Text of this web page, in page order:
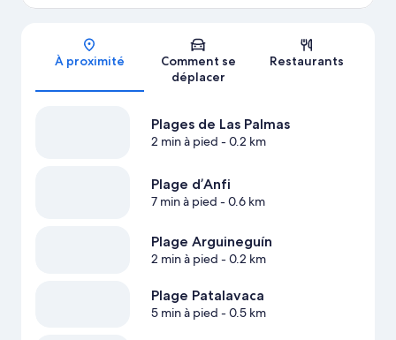
À proximité
Comment se
déplacer
Restaurants
Plages de Las Palmas
2 min à pied - 0.2 km
Plage d’Anfi
7 min à pied - 0.6 km
Plage Arguineguín
2 min à pied - 0.2 km
Plage Patalavaca
5 min à pied - 0.5 km